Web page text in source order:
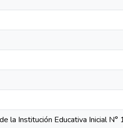
la Institución Educativa Inicial